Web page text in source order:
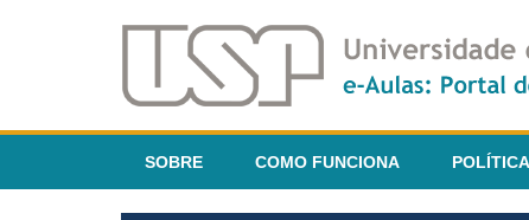
SOBRE COMO FUNCIONA